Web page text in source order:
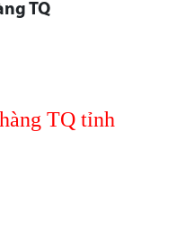
TQ
TQ tỉnh